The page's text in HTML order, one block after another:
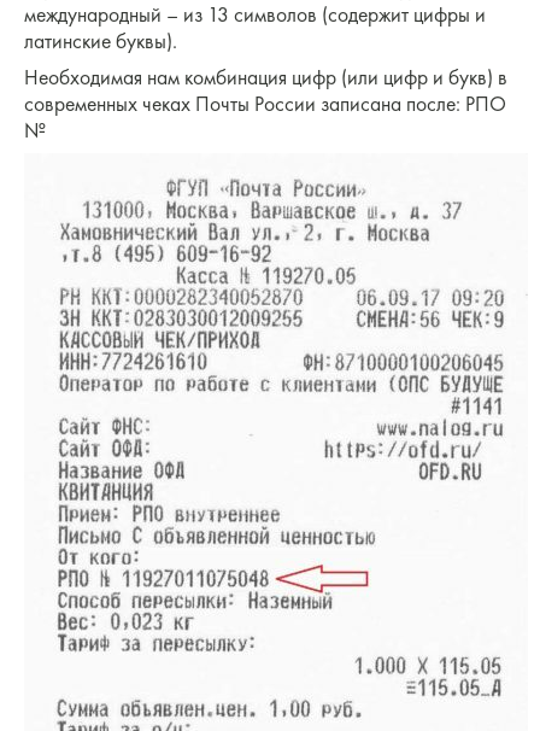
международный – из 13 символов (содержит цифры и
латинские буквы).
Необходимая нам комбинация цифр (или цифр и букв) в
современных чеках Почты России записана после: РПО
№